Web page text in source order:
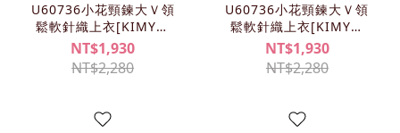
U60736小花頸鍊大Ｖ領
鬆軟針織上衣[KIMY清
單]
NT$1,930
NT$2,280
U60736小花頸鍊大Ｖ領
鬆軟針織上衣[KIMY清
單]
NT$1,930
NT$2,280